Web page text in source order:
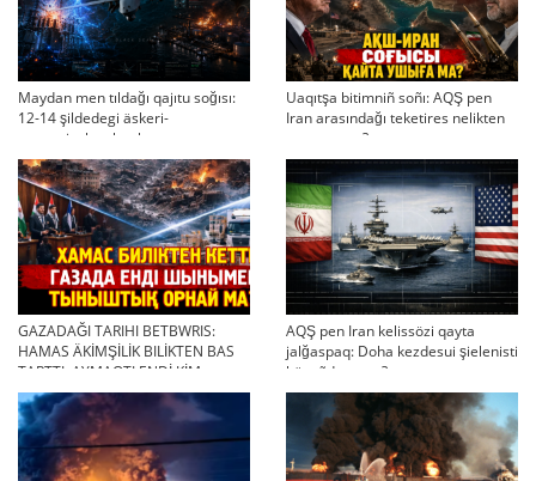
Maydan men tıldağı qajıtu soğısı:
12-14 şildedegi äskeri-
strategiyalıq ahual
Uaqıtşa bitimniñ soñı: AQŞ pen
Iran arasındağı teketires nelikten
qayta uşıqtı?
GAZADAĞI TARIHI BETBWRIS:
HAMAS ÄKİMŞİLİK BILİKTEN BAS
TARTTI. AYMAQTI ENDİ KİM
BASQARADI?
AQŞ pen Iran kelissözi qayta
jalğaspaq: Doha kezdesui şielenisti
bäseñdete me?